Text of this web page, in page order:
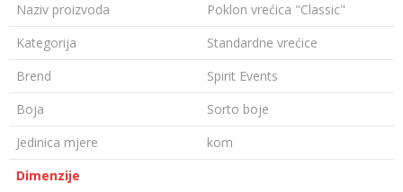
Naziv proizvoda
Poklon vrećica "Classic"
Kategorija
Standardne vrećice
Brend
Spirit Events
Boja
Sorto boje
Jedinica mjere
kom
Dimenzije